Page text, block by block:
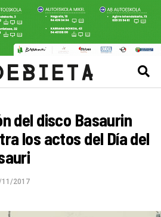
del disco Basaurin
los actos del Día del
11/2017